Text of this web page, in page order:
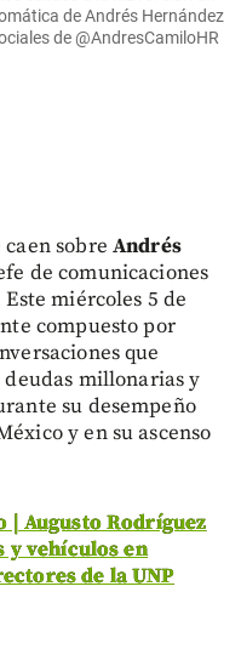
de Andrés Hernández
de @AndresCamiloHR
sobre Andrés
de comunicaciones
miércoles 5 de
compuesto por
que
millonarias y
su desempeño
y en su ascenso
| Augusto Rodríguez
y vehículos en
de la UNP